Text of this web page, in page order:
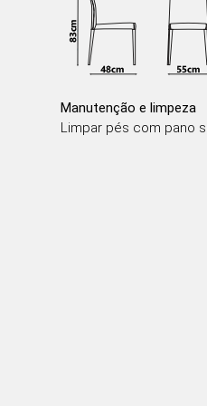
Manutenção e limpeza
Limpar pés com pano